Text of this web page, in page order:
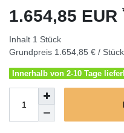
1.654,85 EUR
Inhalt 1 Stück
Grundpreis 1.654,85 € / Stück
Innerhalb von 2-10 Tage